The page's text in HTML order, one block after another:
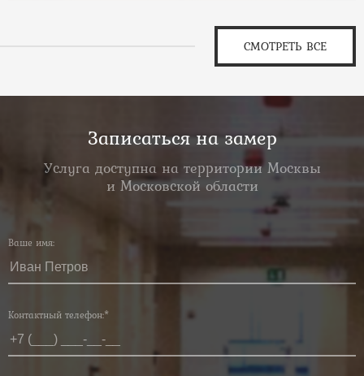
СМОТРЕТЬ ВСЕ
Записаться на замер
Услуга доступна на территории Москвы
и Московской области
Ваше имя:
Контактный телефон:*